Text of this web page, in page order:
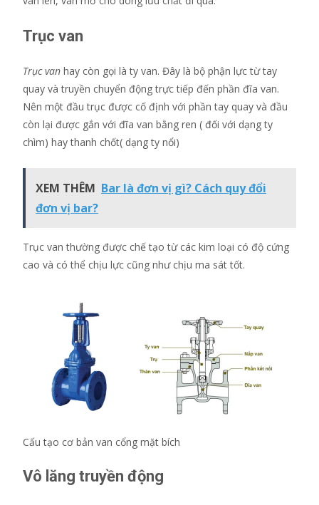
Trục van
Trục van hay còn gọi là ty van. Đây là bộ phận lực từ tay
quay và truyền chuyển động trực tiếp đến phần đĩa van.
Nên một đầu trục được cố định với phần tay quay và đầu
còn lại được gắn với đĩa van bằng ren ( đối với dạng ty
chìm) hay thanh chốt( dạng ty nổi)
XEM THÊM Bar là đơn vị gì? Cách quy đổi
đơn vị bar?
Trục van thường được chế tạo từ các kim loại có độ cứng
cao và có thể chịu lực cũng như chịu ma sát tốt.
Cấu tạo cơ bản van cổng mặt bích
Vô lăng truyền động